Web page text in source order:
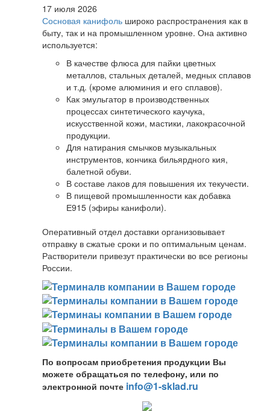
17 июля 2026
Сосновая канифоль широко распространения как в
быту, так и на промышленном уровне. Она активно
используется:
В качестве флюса для пайки цветных
металлов, стальных деталей, медных сплавов
и т.д. (кроме алюминия и его сплавов).
Как эмульгатор в производственных
процессах синтетического каучука,
искусственной кожи, мастики, лакокрасочной
продукции.
Для натирания смычков музыкальных
инструментов, кончика бильярдного кия,
балетной обуви.
В составе лаков для повышения их текучести.
В пищевой промышленности как добавка
Е915 (эфиры канифоли).
Оперативный отдел доставки организовывает
отправку в сжатые сроки и по оптимальным ценам.
Растворители привезут практически во все регионы
России.
По вопросам приобретения продукции Вы
можете обращаться по телефону, или по
электронной почте info@1-sklad.ru